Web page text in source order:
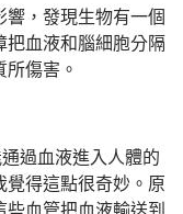
，發現生物有一個
血液和腦細胞分隔
傷害。
過血液進入人體的
得這點很奇妙。原
血管把血液輸送到